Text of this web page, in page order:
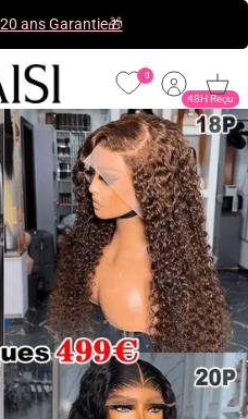
ans Garantie🎁
48H Reçu
0